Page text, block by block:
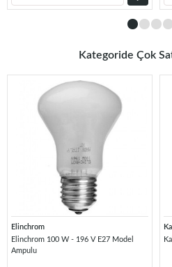
Kategoride Çok
Elinchrom
Elinchrom 100 W - 196 V E27 Model
Ampulu